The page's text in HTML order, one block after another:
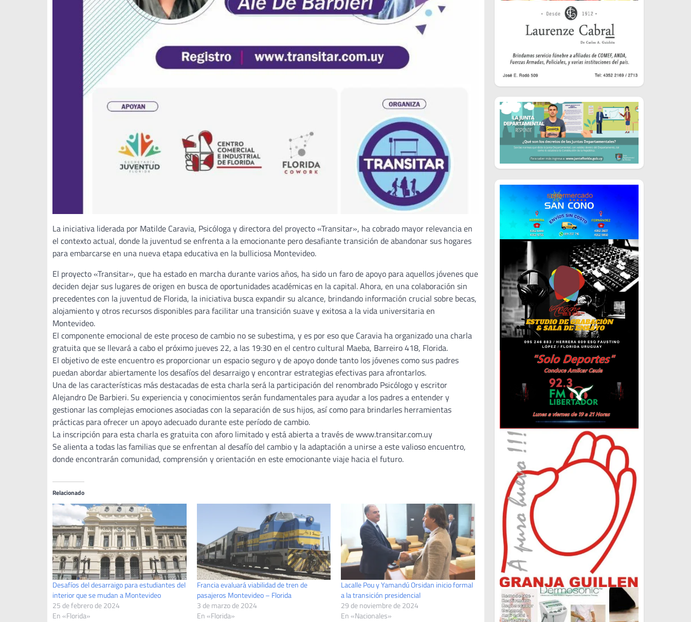
La iniciativa liderada por Matilde Caravia, Psicóloga y directora del proyecto «Transitar», ha cobrado mayor relevancia en
el contexto actual, donde la juventud se enfrenta a la emocionante pero desafiante transición de abandonar sus hogares
para embarcarse en una nueva etapa educativa en la bulliciosa Montevideo.
El proyecto «Transitar», que ha estado en marcha durante varios años, ha sido un faro de apoyo para aquellos jóvenes que
deciden dejar sus lugares de origen en busca de oportunidades académicas en la capital. Ahora, en una colaboración sin
precedentes con la juventud de Florida, la iniciativa busca expandir su alcance, brindando información crucial sobre becas,
alojamiento y otros recursos disponibles para facilitar una transición suave y exitosa a la vida universitaria en
Montevideo.
El componente emocional de este proceso de cambio no se subestima, y es por eso que Caravia ha organizado una charla
gratuita que se llevará a cabo el próximo jueves 22, a las 19:30 en el centro cultural Maeba, Barreiro 418, Florida.
El objetivo de este encuentro es proporcionar un espacio seguro y de apoyo donde tanto los jóvenes como sus padres
puedan abordar abiertamente los desafíos del desarraigo y encontrar estrategias efectivas para afrontarlos.
Una de las características más destacadas de esta charla será la participación del renombrado Psicólogo y escritor
Alejandro De Barbieri. Su experiencia y conocimientos serán fundamentales para ayudar a los padres a entender y
gestionar las complejas emociones asociadas con la separación de sus hijos, así como para brindarles herramientas
prácticas para ofrecer un apoyo adecuado durante este período de cambio.
La inscripción para esta charla es gratuita con aforo limitado y está abierta a través de www.transitar.com.uy
Se alienta a todas las familias que se enfrentan al desafío del cambio y la adaptación a unirse a este valioso encuentro,
donde encontrarán comunidad, comprensión y orientación en este emocionante viaje hacia el futuro.
Relacionado
Desafíos del desarraigo para estudiantes del
interior que se mudan a Montevideo
25 de febrero de 2024
En «Florida»
Francia evaluará viabilidad de tren de
pasajeros Montevideo – Florida
3 de marzo de 2024
En «Florida»
Lacalle Pou y Yamandú Orsidan inicio formal
a la transición presidencial
29 de noviembre de 2024
En «Nacionales»